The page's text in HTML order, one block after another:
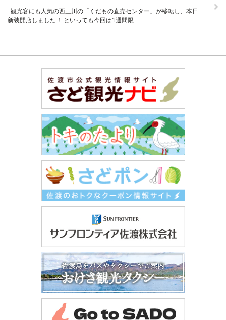
観光客にも人気の西三川の「くだもの直売センター」が移転し、本日
新装開店しました！ といっても今回は1週間限